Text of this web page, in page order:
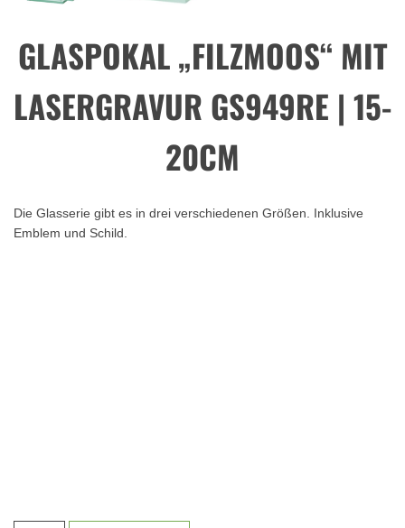
GLASPOKAL „FILZMOOS“ MIT
LASERGRAVUR GS949RE | 15-
20CM
Die Glasserie gibt es in drei verschiedenen Größen. Inklusive
Emblem und Schild.